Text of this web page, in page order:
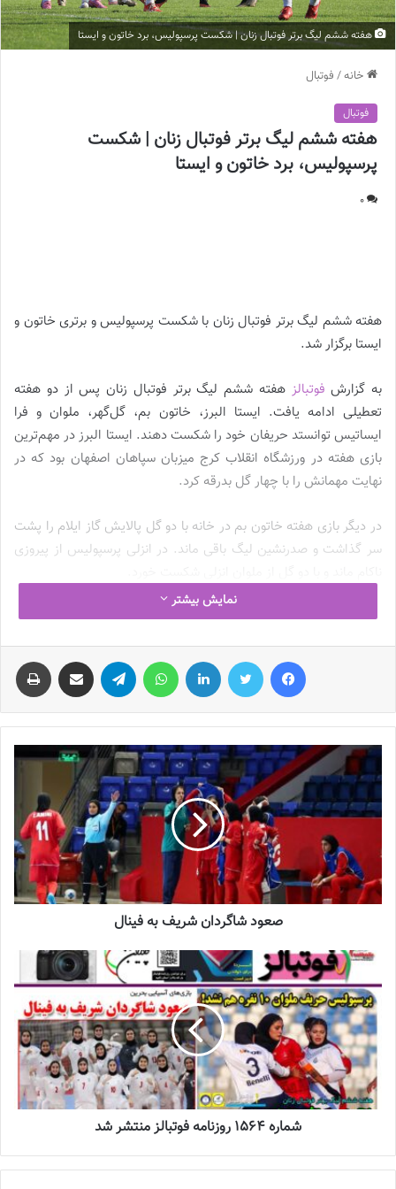
هفته ششم لیگ برتر فوتبال زنان | شکست پرسپولیس، برد خاتون و ایستا
خانه/ فوتبال
فوتبال
هفته ششم لیگ برتر فوتبال زنان | شکست
پرسپولیس، برد خاتون و ایستا
0
هفته ششم لیگ برتر فوتبال زنان با شکست پرسپولیس و برتری خاتون و
ایستا برگزار شد.
به گزارش فوتبالز هفته ششم لیگ برتر فوتبال زنان پس از دو هفته
تعطیلی ادامه یافت. ایستا البرز، خاتون بم، گل‌گهر، ملوان و فرا
ایساتیس توانستد حریفان خود را شکست دهند. ایستا البرز در مهم‌ترین
بازی هفته در ورزشگاه انقلاب کرج میزبان سپاهان اصفهان بود که در
نهایت مهمانش را با چهار گل بدرقه کرد.
در دیگر بازی هفته خاتون بم در خانه با دو گل پالایش گاز ایلام را پشت
سر گذاشت و صدرنشین لیگ باقی ماند. در انزلی پرسپولیس از پیروزی
در تهران آوا نتوانست از سد گل‌گهر سیرجان بگذرد و با یک گل مغلوب
حریفش شد. در کردستان اما این فرا ایساتیس شیراز بود که توانست
میزبانش را با نتیجه 3 بر 2 شکست دهد.
نوشته های مشابه
چالش هاى ليست جدید تيم ملى فوتبال
زنان
2023-06-14
تازه‌ترین خبرها از درمان ۲ ملی‌پوش فوتبال
زنان
2023-12-24
دعوت آزمون از 30 بازیکن به اردوی تیم ملی
2023-03-21
آینده درخشانی در انتظار فوتبال بانوان است
2022-12-10
نتایج هفته ششم لیگ برتر فوتبال زنان به شرح زیر است:
نمایش بیشتر
صعود شاگردان شریف به فینال
شماره 1564 روزنامه فوتبالز منتشر شد